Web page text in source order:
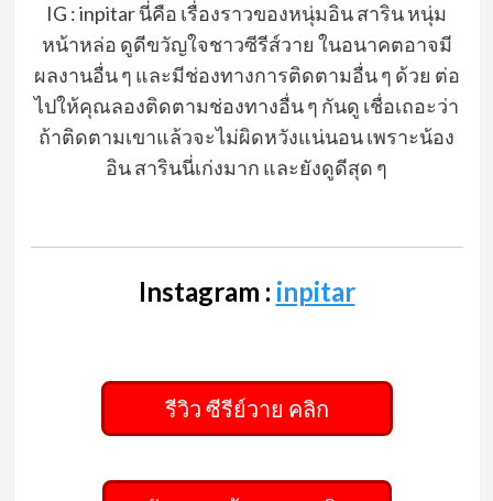
IG : inpitar นี่คือ เรื่องราวของหนุ่มอิน สาริน หนุ่ม
หน้าหล่อ ดูดีขวัญใจชาวซีรีส์วาย ในอนาคตอาจมี
ผลงานอื่น ๆ และมีช่องทางการติดตามอื่น ๆ ด้วย ต่อ
ไปให้คุณลองติดตามช่องทางอื่น ๆ กันดู เชื่อเถอะว่า
ถ้าติดตามเขาแล้วจะไม่ผิดหวังแน่นอน เพราะน้อง
อิน สารินนี่เก่งมาก และยังดูดีสุด ๆ
Instagram : inpitar
รีวิว ซีรีย์วาย คลิก